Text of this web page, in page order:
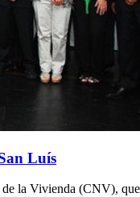
Luís
la Vivienda (CNV),